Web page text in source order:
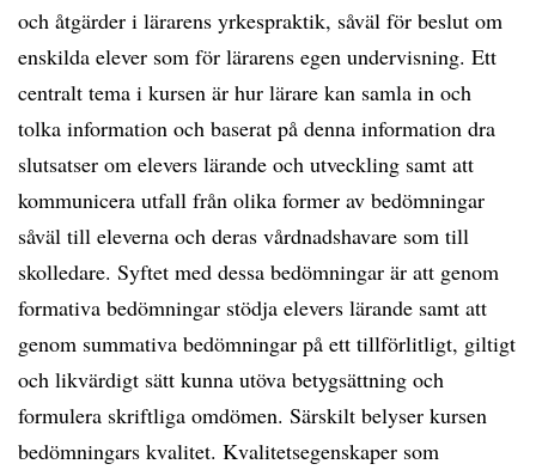
och åtgärder i lärarens yrkespraktik, såväl för beslut om
enskilda elever som för lärarens egen undervisning. Ett
centralt tema i kursen är hur lärare kan samla in och
tolka information och baserat på denna information dra
slutsatser om elevers lärande och utveckling samt att
kommunicera utfall från olika former av bedömningar
såväl till eleverna och deras vårdnadshavare som till
skolledare. Syftet med dessa bedömningar är att genom
formativa bedömningar stödja elevers lärande samt att
genom summativa bedömningar på ett tillförlitligt, giltigt
och likvärdigt sätt kunna utöva betygsättning och
formulera skriftliga omdömen. Särskilt belyser kursen
bedömningars kvalitet. Kvalitetsegenskaper som